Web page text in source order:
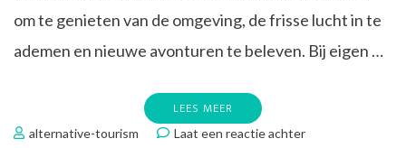
om te genieten van de omgeving, de frisse lucht in te
ademen en nieuwe avonturen te beleven. Bij eigen …
LEES MEER
alternative-tourism Laat een reactie achterop